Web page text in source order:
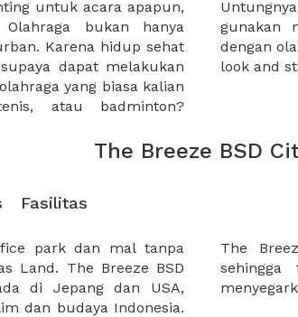
untuk acara apapun,
bukan hanya
Karena hidup sehat
dapat melakukan
yang biasa kalian
atau badminton?
yang dapat anda
menyesuaikan
So, why not take a
look and
The Breeze BSD
Fasilitas
park dan mal tanpa
Land. The Breeze BSD
di Jepang dan USA,
dan budaya Indonesia.
pelestarian lingkungan
yang sejuk dan